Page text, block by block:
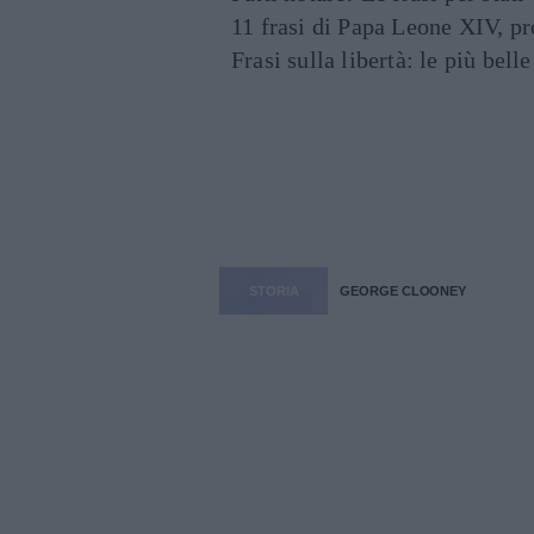
11 frasi di Papa Leone XIV,
Frasi sulla libertà: le più
GEORGE CLOONEY